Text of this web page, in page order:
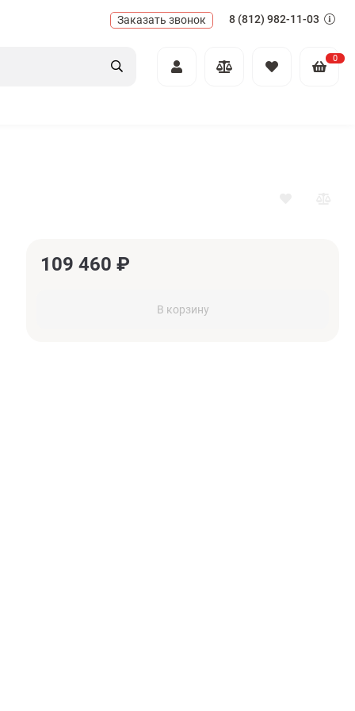
Заказать звонок 8 (812) 982-11-03
0
109 460 ₽
В корзину